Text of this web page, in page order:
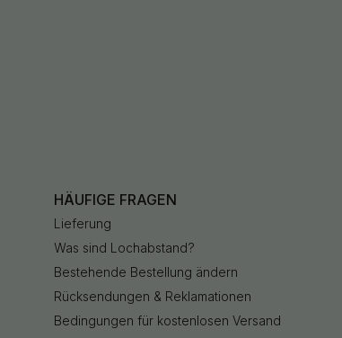
HÄUFIGE FRAGEN
Lieferung
Was sind Lochabstand?
Bestehende Bestellung ändern
Rücksendungen & Reklamationen
Bedingungen für kostenlosen Versand